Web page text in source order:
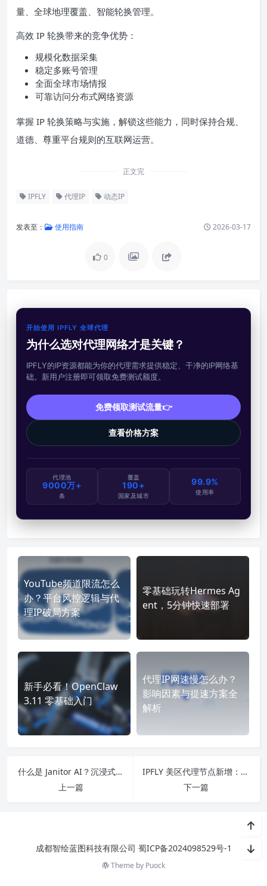
量、全球地理覆盖、智能轮换管理。
高效 IP 轮换带来的竞争优势：
规模化数据采集
稳定多账号管理
全面全球市场情报
可靠访问分布式网络资源
掌握 IP 轮换策略与实施，解锁这些能力，同时保持合规、
道德、尊重平台规则的互联网运营。
正文完
IPFLY 代理IP 动态IP
发表至： 使用指南 2026-03-17
0
开始使用 IPFLY 全球代理
为什么选对代理网络才是关键？
IPFLY的IP资源都能为你的代理需求提供稳定、干净的IP网络基
础。新用户注册即可领取免费测试额度。
免费领取测试流量👉
查看价格方案
代理池
9000万+
条
覆盖
190+
国家及城市
99.9%
使用率
YouTube频道限流怎么
办？平台风控逻辑与代
理IP破局方案
零基础玩转Hermes Ag
ent，5分钟快速部署
新手必看！OpenClaw
3.11 零基础入门
代理IP网速慢怎么办？
影响因素与提速方案全
解析
什么是 Janitor AI？沉浸式 AI 对话与全球访问完全指南
上一篇
IPFLY 美区代理节点新增：丹佛（Denver）正式上线
下一篇
成都智绘蓝图科技有限公司 蜀ICP备2024098529号-1
Theme by Puock